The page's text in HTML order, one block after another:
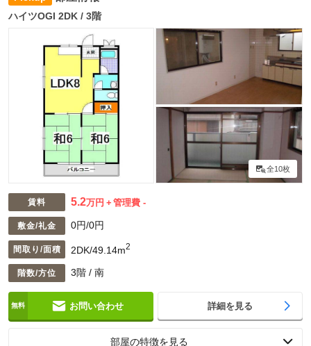
ハイツOGI 2DK / 3階
全10枚
賃料 5.2万円 管理費 -
敷金/礼金 0円/0円
間取り/面積 2DK/49.14m2
階数/方位 3階 / 南
お問い合わせ 詳細を見る
部屋の特徴を見る